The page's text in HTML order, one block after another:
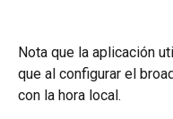
Nota que la aplicación
que al configurar el
con la hora local.